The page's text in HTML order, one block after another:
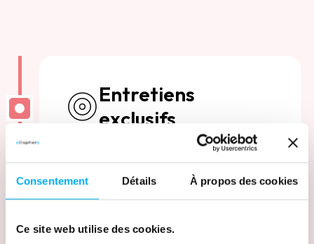
Consentement Détails À propos des cookies
Ce site web utilise des cookies.
Entretiens
exclusifs
Entretiens téléphoniques et recueil
d'informations exclusives auprès de
vos partenaires